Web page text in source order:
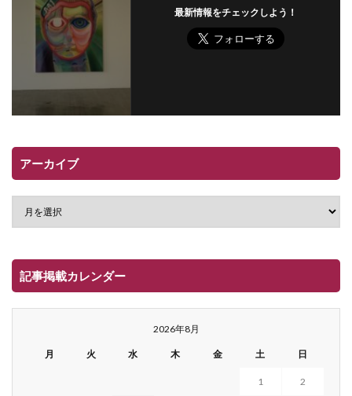
最新情報をチェックしよう！
アーカイブ
記事掲載カレンダー
2026年8月
月 火 水 木 金 土 日
1 2